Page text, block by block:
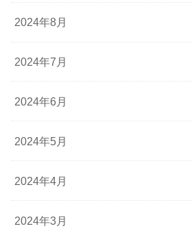
2024年8月
2024年7月
2024年6月
2024年5月
2024年4月
2024年3月